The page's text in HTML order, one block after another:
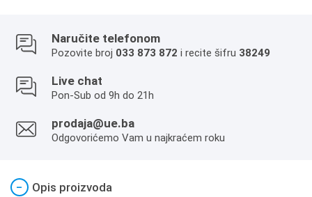
Naručite telefonom
Pozovite broj 033 873 872 i recite šifru 38249
Live chat
Pon-Sub od 9h do 21h
prodaja@ue.ba
Odgovorićemo Vam u najkraćem roku
− Opis proizvoda